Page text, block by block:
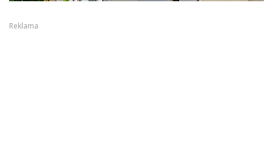
Reklama